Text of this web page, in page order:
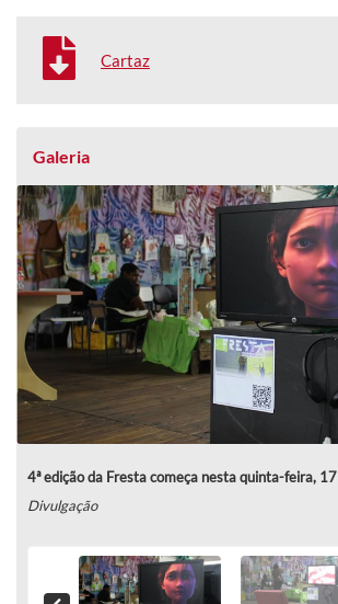
Cartaz
Galeria
4ª edição da Fresta começa nesta quinta-feira, 17
Divulgação